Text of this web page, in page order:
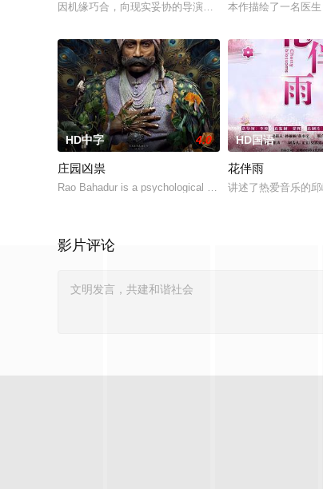
因机缘巧合，向现实妥协的导演朱达仁萌生拍一部《河南
本作描绘了一名医
HD中字 4.0
庄园凶祟
Rao Bahadur is a psychological drama set against the
HD国语
花伴雨
讲述了热爱音乐的
影片评论